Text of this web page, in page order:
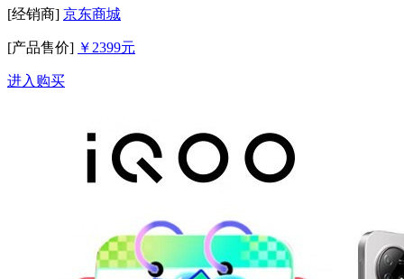
[经销商] 京东商城
[产品售价] ￥2399元
进入购买